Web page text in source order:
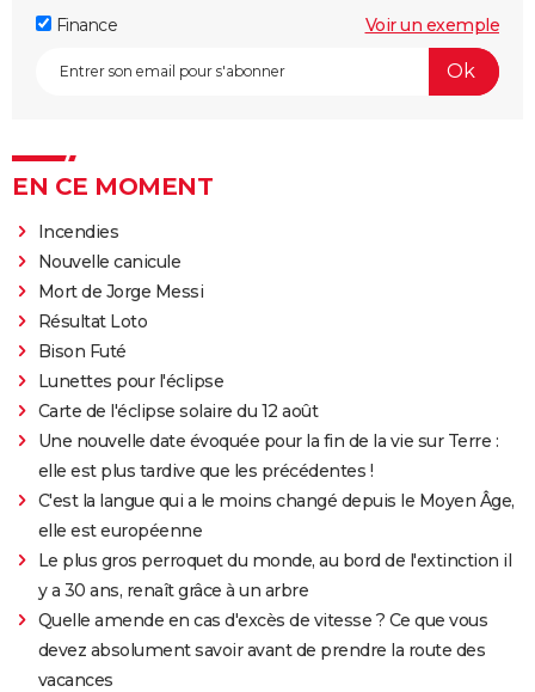
Finance Voir un exemple
EN CE MOMENT
Incendies
Nouvelle canicule
Mort de Jorge Messi
Résultat Loto
Bison Futé
Lunettes pour l'éclipse
Carte de l'éclipse solaire du 12 août
Une nouvelle date évoquée pour la fin de la vie sur Terre :
elle est plus tardive que les précédentes !
C'est la langue qui a le moins changé depuis le Moyen Âge,
elle est européenne
Le plus gros perroquet du monde, au bord de l'extinction il
y a 30 ans, renaît grâce à un arbre
Quelle amende en cas d'excès de vitesse ? Ce que vous
devez absolument savoir avant de prendre la route des
vacances